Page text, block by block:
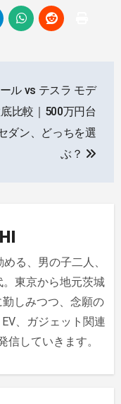
ール vs テスラ モデ
比較｜500万円台
ダン、どっちを選
ぶ？
る、男の子二人、
東京から地元茨城
しみつつ、念願の
、ガジェット関連
していきます。